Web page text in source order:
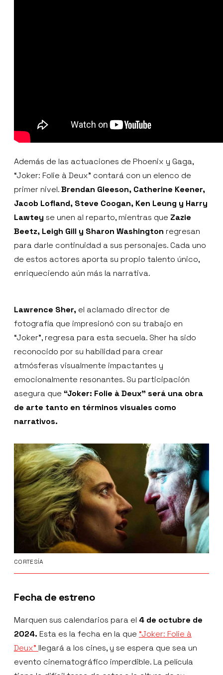
Además de las actuaciones de Phoenix y Gaga,
“Joker: Folie à Deux” contará con un elenco de
primer nivel.Brendan Gleeson, Catherine Keener,
Jacob Lofland, Steve Coogan, Ken Leung y Harry
Lawtey se unen al reparto, mientras que Zazie
Beetz, Leigh Gill y Sharon Washington regresan
para darle continuidad a sus personajes. Cada uno
de estos actores aporta su propio talento único,
enriqueciendo aún más la narrativa.
Lawrence Sher, el aclamado director de
fotografía que impresionó con su trabajo en
“Joker”, regresa para esta secuela. Sher ha sido
reconocido por su habilidad para crear
atmósferas visualmente impactantes y
emocionalmente resonantes. Su participación
asegura que “Joker: Folie à Deux” será una obra
de arte tanto en términos visuales como
narrativos.
CORTESÍA
Fecha de estreno
Marquen sus calendarios para el 4 de octubre de
2024. Esta es la fecha en la que “Joker: Folie à
Deux” llegará a los cines, y se espera que sea un
evento cinematográfico imperdible. La película